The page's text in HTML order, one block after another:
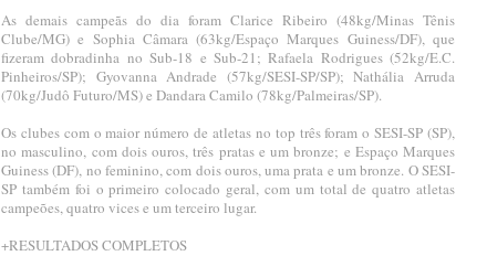
As demais campeãs do dia foram Clarice Ribeiro (48kg/Minas Tênis
Clube/MG) e Sophia Câmara (63kg/Espaço Marques Guiness/DF), que
fizeram dobradinha no Sub-18 e Sub-21; Rafaela Rodrigues (52kg/E.C.
Pinheiros/SP); Gyovanna Andrade (57kg/SESI-SP/SP); Nathália Arruda
(70kg/Judô Futuro/MS) e Dandara Camilo (78kg/Palmeiras/SP).
Os clubes com o maior número de atletas no top três foram o SESI-SP (SP),
no masculino, com dois ouros, três pratas e um bronze; e Espaço Marques
Guiness (DF), no feminino, com dois ouros, uma prata e um bronze. O SESI-
SP também foi o primeiro colocado geral, com um total de quatro atletas
campeões, quatro vices e um terceiro lugar.
+RESULTADOS COMPLETOS